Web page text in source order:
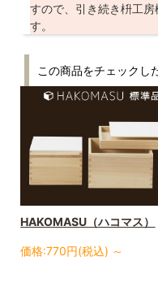
すので、引き続き枡工
す。
この商品をチェックし
HAKOMASU（ハコマス）
価格:770円(税込) ～